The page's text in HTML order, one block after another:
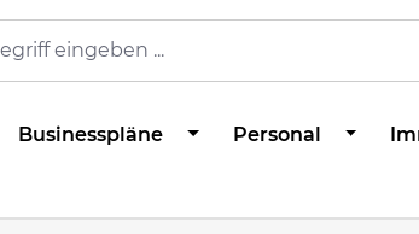
Businesspläne Personal